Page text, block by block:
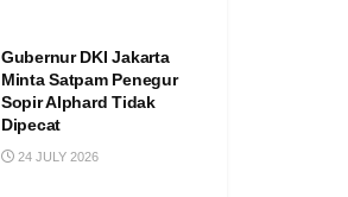
Gubernur DKI Jakarta
Minta Satpam Penegur
Sopir Alphard Tidak
Dipecat
24 JULY 2026